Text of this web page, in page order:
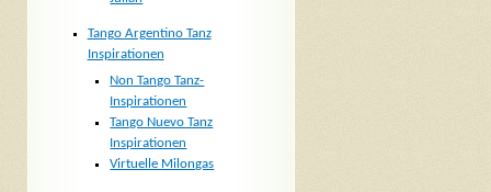
Tango Argentino Tanz
Inspirationen
Non Tango Tanz-
Inspirationen
Tango Nuevo Tanz
Inspirationen
Virtuelle Milongas